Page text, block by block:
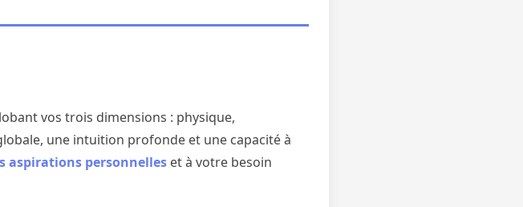
vos trois dimensions : physique,
une intuition profonde et une capacité à
aspirations personnelles et à votre besoin